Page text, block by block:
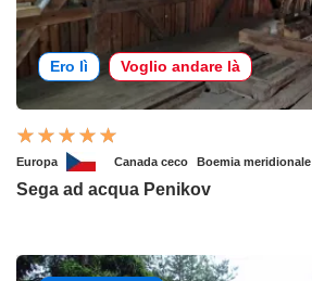
Ero lì Voglio andare là
Europa Canada ceco Boemia meridionale
Sega ad acqua Penikov